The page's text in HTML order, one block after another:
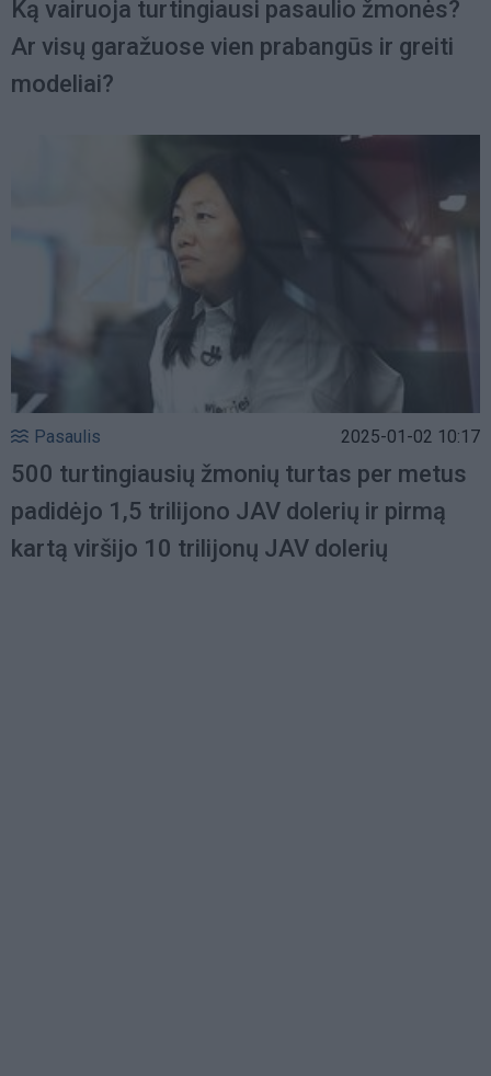
Ką vairuoja turtingiausi pasaulio žmonės?
Ar visų garažuose vien prabangūs ir greiti
modeliai?
Pasaulis 2025-01-02 10:17
500 turtingiausių žmonių turtas per metus
padidėjo 1,5 trilijono JAV dolerių ir pirmą
kartą viršijo 10 trilijonų JAV dolerių